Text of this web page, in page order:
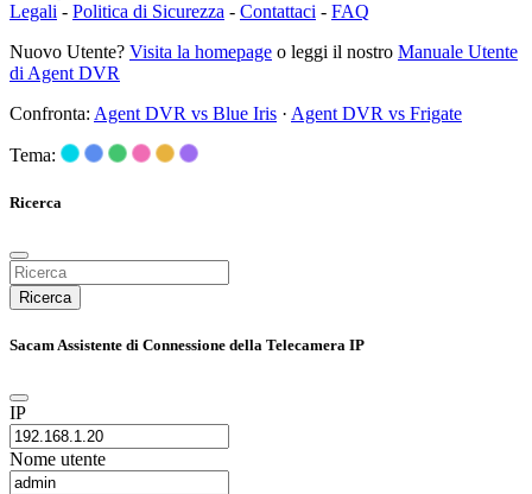
Legali - Politica di Sicurezza - Contattaci - FAQ
Nuovo Utente? Visita la homepage o leggi il nostro Manuale Utente
di Agent DVR
Confronta: Agent DVR vs Blue Iris · Agent DVR vs Frigate
Tema:
Ricerca
Ricerca
Sacam Assistente di Connessione della Telecamera IP
IP
Nome utente